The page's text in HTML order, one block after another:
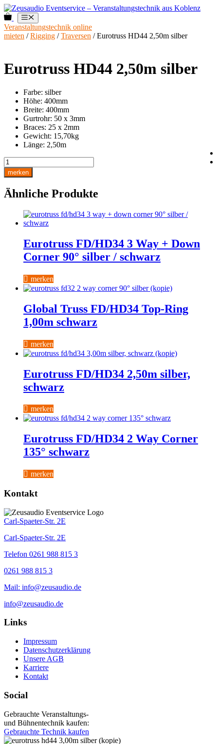
Zum
Inhalt
springen
Menü
Veranstaltungstechnik online
mieten /Rigging /Traversen / Eurotruss HD44 2,50m silber
Eurotruss HD44 2,50m silber
Farbe: silber
Höhe: 400mm
Breite: 400mm
Gurtrohr: 50 x 3mm
Braces: 25 x 2mm
Gewicht: 15,70kg
Länge: 2,50m
Eurotruss
HD44
2,50m
silber
Menge
merken
Ähnliche Produkte
Eurotruss FD/HD34 3 Way + Down
Corner 90° silber / schwarz
merken
Global Truss FD/HD34 Top-Ring
1,00m schwarz
merken
Eurotruss FD/HD34 2,50m silber,
schwarz
merken
Eurotruss FD/HD34 2 Way Corner
135° schwarz
merken
Kontakt
Carl-Spaeter-Str. 2E
Carl-Spaeter-Str. 2E
Telefon 0261 988 815 3
0261 988 815 3
Mail: info@zeusaudio.de
info@zeusaudio.de
Links
Impressum
Datenschutzerklärung
Unsere AGB
Karriere
Kontakt
Social
Gebrauchte Veranstaltungs-
und Bühnentechnik kaufen:
Gebrauchte Technik kaufen